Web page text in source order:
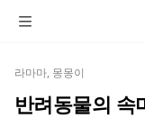
라마마, 몽몽이
반려동물의 속